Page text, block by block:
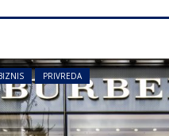
PRIVREDA